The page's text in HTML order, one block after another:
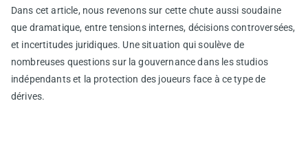
Dans cet article, nous revenons sur cette chute aussi soudaine
que dramatique, entre tensions internes, décisions controversées,
et incertitudes juridiques. Une situation qui soulève de
nombreuses questions sur la gouvernance dans les studios
indépendants et la protection des joueurs face à ce type de
dérives.